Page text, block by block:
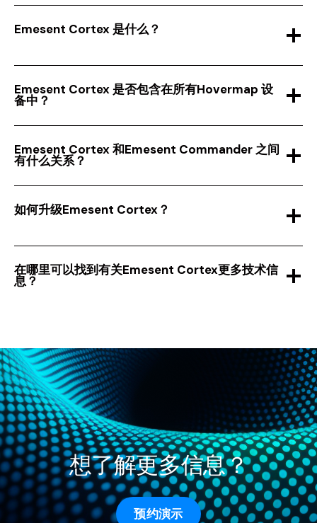
Emesent Cortex 是什么？
Emesent Cortex 是否包含在所有Hovermap 设
备中？
Emesent Cortex 和Emesent Commander 之间
有什么关系？
如何升级Emesent Cortex？
在哪里可以找到有关Emesent Cortex更多技术信
息？
想了解更多信息？
预约演示